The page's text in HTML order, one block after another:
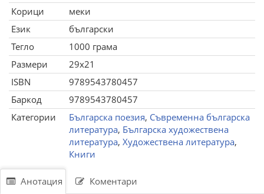
Корици
меки
Език
български
Тегло
1000 грама
Размери
29x21
ISBN
9789543780457
Баркод
9789543780457
Категории
Българска поезия, Съвременна българска
литература, Българска художествена
литература, Художествена литература,
Книги
Анотация Коментари